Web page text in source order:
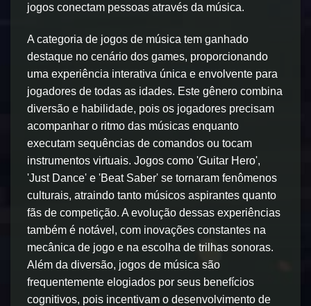
jogos conectam pessoas através da música.
A categoria de jogos de música tem ganhado
destaque no cenário dos games, proporcionando
uma experiência interativa única e envolvente para
jogadores de todas as idades. Este gênero combina
diversão e habilidade, pois os jogadores precisam
acompanhar o ritmo das músicas enquanto
executam sequências de comandos ou tocam
instrumentos virtuais. Jogos como 'Guitar Hero',
'Just Dance' e 'Beat Saber' se tornaram fenômenos
culturais, atraindo tanto músicos aspirantes quanto
fãs de competição. A evolução dessas experiências
também é notável, com inovações constantes na
mecânica de jogo e na escolha de trilhas sonoras.
Além da diversão, jogos de música são
frequentemente elogiados por seus benefícios
cognitivos, pois incentivam o desenvolvimento de